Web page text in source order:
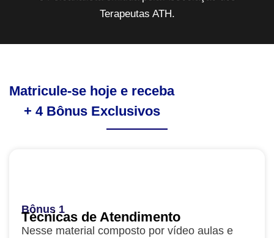
Terapeutas ATH.
Matricule-se hoje e receba
+ 4 Bônus Exclusivos
Bônus 1
Técnicas de Atendimento
Nesse material composto por vídeo aulas e